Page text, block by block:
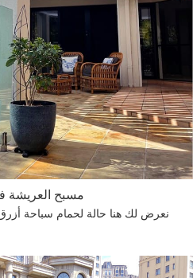
مسبح العريشة
نعرض لك هنا حالة لحمام سباحة